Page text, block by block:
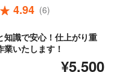
4.94 (6)
知識で安心！仕上がり重
いたします！
¥5,500